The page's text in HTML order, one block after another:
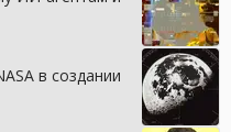
в создании